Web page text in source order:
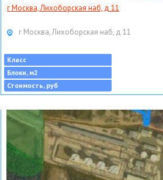
г Москва, Лихоборская наб, д 11
г Москва, Лихоборская наб, д 11
Класс
Блоки, м2
Стоимость, руб